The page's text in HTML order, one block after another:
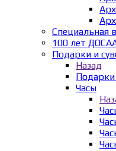
Специальная
100 лет
Подарки и
Назад
Подарки
Часы